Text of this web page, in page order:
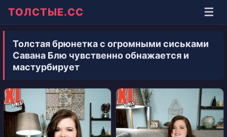
ТОЛСТЫЕ.СС ☰
Толстая брюнетка с огромными сиськами
Савана Блю чувственно обнажается и
мастурбирует